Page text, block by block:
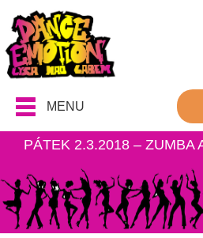
MENU
PÁTEK 2.3.2018 – ZUMBA